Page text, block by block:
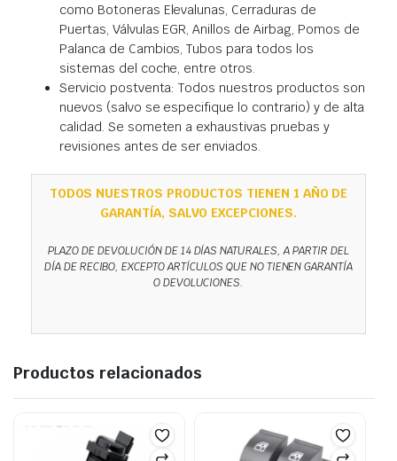
como Botoneras Elevalunas, Cerraduras de
Puertas, Válvulas EGR, Anillos de Airbag, Pomos de
Palanca de Cambios, Tubos para todos los
sistemas del coche, entre otros.
Servicio postventa: Todos nuestros productos son
nuevos (salvo se especifique lo contrario) y de alta
calidad. Se someten a exhaustivas pruebas y
revisiones antes de ser enviados.
TODOS NUESTROS PRODUCTOS TIENEN 1 AÑO DE
GARANTÍA, SALVO EXCEPCIONES.
PLAZO DE DEVOLUCIÓN DE 14 DÍAS NATURALES, A PARTIR DEL
DÍA DE RECIBO, EXCEPTO ARTÍCULOS QUE NO TIENEN GARANTÍA
O DEVOLUCIONES.
Productos relacionados